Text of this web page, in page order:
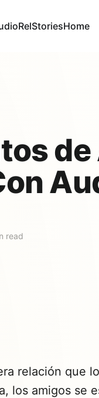
StoriesHome
read
relación que
los amigos se